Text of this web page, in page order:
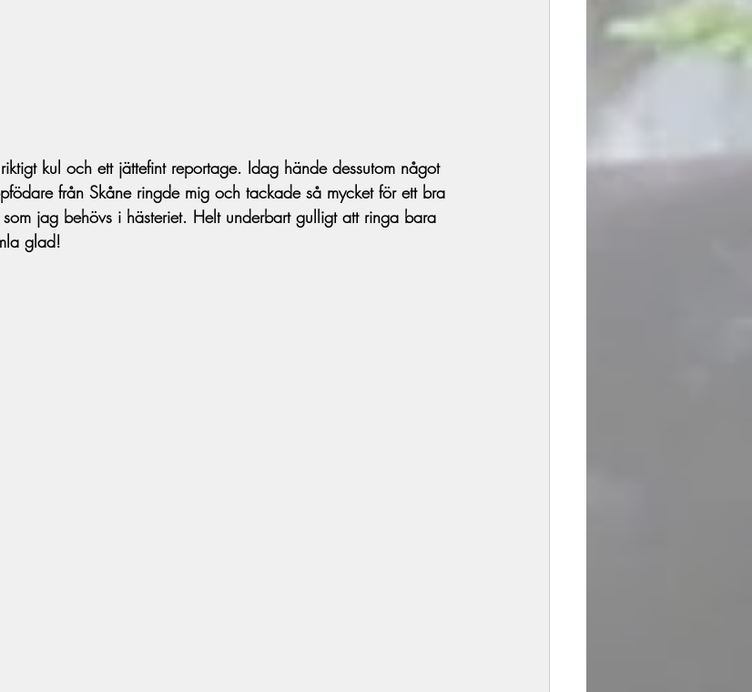
kul och ett jättefint reportage. Idag hände dessutom något
från Skåne ringde mig och tackade så mycket för ett bra
jag behövs i hästeriet. Helt underbart gulligt att ringa bara
glad!